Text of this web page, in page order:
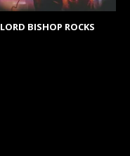
LORD BISHOP ROCKS